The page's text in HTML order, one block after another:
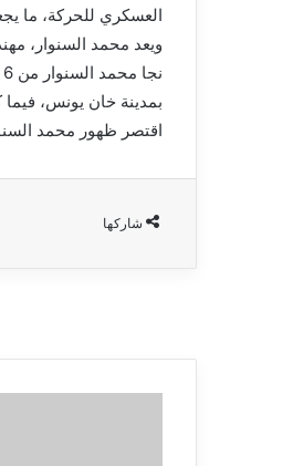
العسكري للحركة، ما
ويعد محمد السنوار،
بمدينة خان يونس، فيما
اقتصر ظهور محمد السنوار عام 2022 عقب انتهاء حرب مايو 2021، وفي تسجيل نادر بثه
شاركها